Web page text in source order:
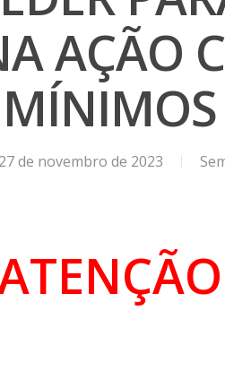
AÇÃO
MÍNIMOS
27 de novembro de 2023